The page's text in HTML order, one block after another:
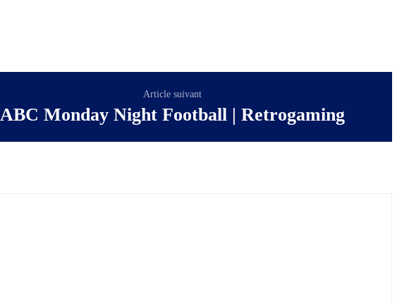
Article suivant
ABC Monday Night Football | Retrogaming